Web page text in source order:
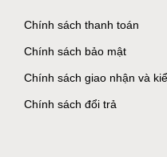
Chính sách thanh toán
Chính sách bảo mật
Chính sách giao nhận và
Chính sách đổi trả